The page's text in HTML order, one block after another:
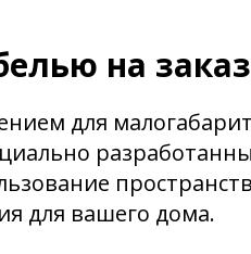
на заказ
для
для вашего дома.